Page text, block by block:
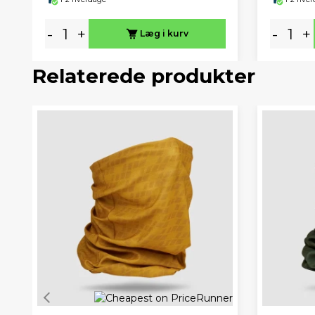
- + Læg i kurv - +
Relaterede produkter